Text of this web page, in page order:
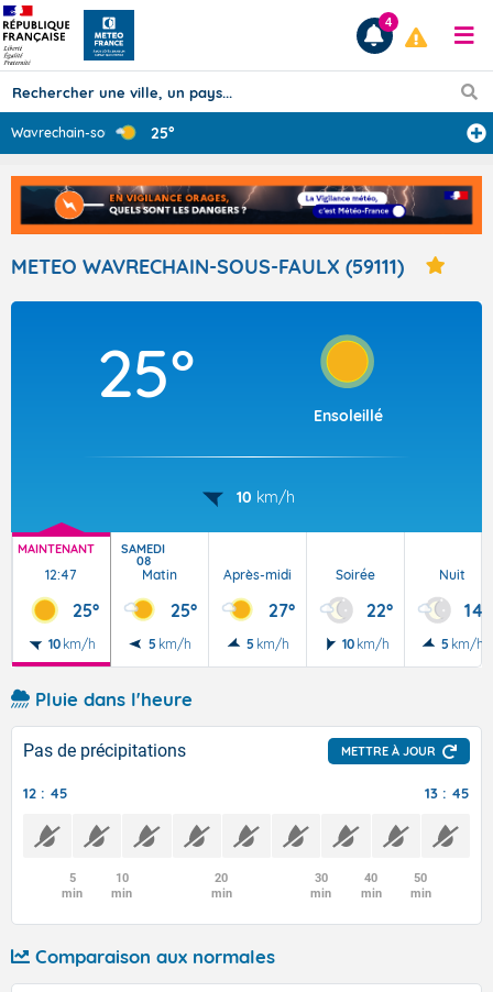
Prévisions
TOUS LES RÉSULTATS
Articles
4
Wavrechain-sous... 25°
METEO WAVRECHAIN-SOUS-FAULX (59111)
25°
Ensoleillé
10 km/h
MAINTENANT
12:47
25°
10 km/h
SAMEDI
08
Matin
25°
5 km/h
Après-midi
27°
5 km/h
Soirée
22°
10 km/h
Nuit
14°
5 km/h
Pluie dans l'heure
Pas de précipitations METTRE À JOUR
12 : 45 13 : 45
5
min
10
min
20
min
30
min
40
min
50
min
Comparaison aux normales